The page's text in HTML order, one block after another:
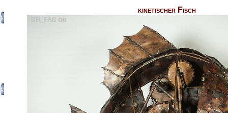
kinetischer Fisch